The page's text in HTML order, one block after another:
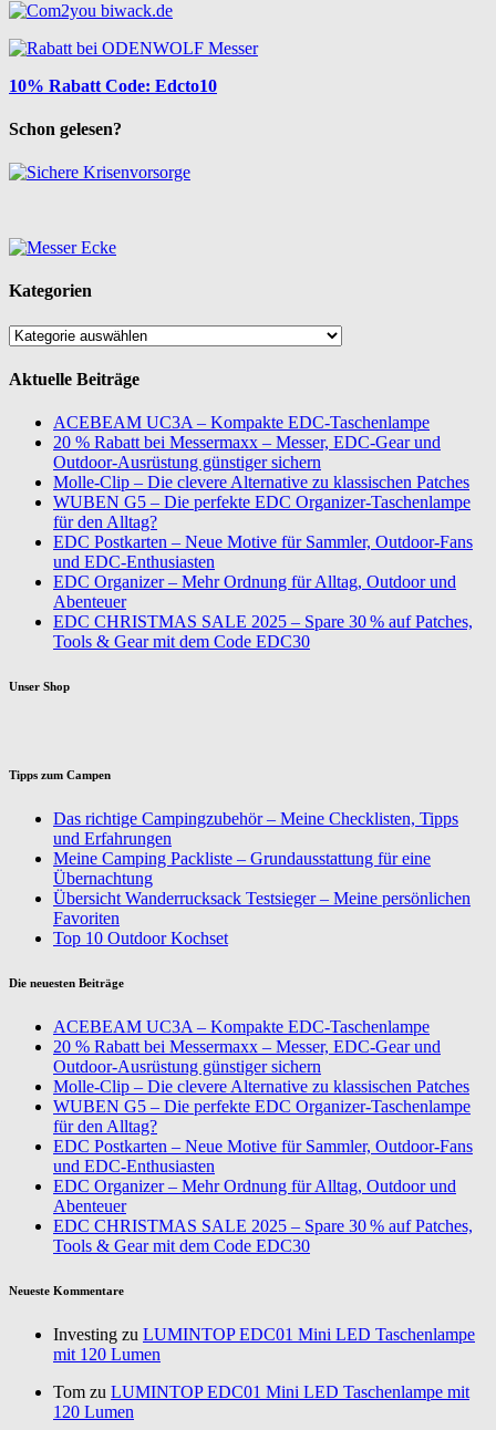
10% Rabatt Code: Edcto10
Schon gelesen?
Kategorien
Kategorien
Aktuelle Beiträge
ACEBEAM UC3A – Kompakte EDC-Taschenlampe
20 % Rabatt bei Messermaxx – Messer, EDC-Gear und
Outdoor-Ausrüstung günstiger sichern
Molle-Clip – Die clevere Alternative zu klassischen Patches
WUBEN G5 – Die perfekte EDC Organizer-Taschenlampe
für den Alltag?
EDC Postkarten – Neue Motive für Sammler, Outdoor-Fans
und EDC-Enthusiasten
EDC Organizer – Mehr Ordnung für Alltag, Outdoor und
Abenteuer
EDC CHRISTMAS SALE 2025 – Spare 30 % auf Patches,
Tools & Gear mit dem Code EDC30
Unser Shop
Tipps zum Campen
Das richtige Campingzubehör – Meine Checklisten, Tipps
und Erfahrungen
Meine Camping Packliste – Grundausstattung für eine
Übernachtung
Übersicht Wanderrucksack Testsieger – Meine persönlichen
Favoriten
Top 10 Outdoor Kochset
Die neuesten Beiträge
ACEBEAM UC3A – Kompakte EDC-Taschenlampe
20 % Rabatt bei Messermaxx – Messer, EDC-Gear und
Outdoor-Ausrüstung günstiger sichern
Molle-Clip – Die clevere Alternative zu klassischen Patches
WUBEN G5 – Die perfekte EDC Organizer-Taschenlampe
für den Alltag?
EDC Postkarten – Neue Motive für Sammler, Outdoor-Fans
und EDC-Enthusiasten
EDC Organizer – Mehr Ordnung für Alltag, Outdoor und
Abenteuer
EDC CHRISTMAS SALE 2025 – Spare 30 % auf Patches,
Tools & Gear mit dem Code EDC30
Neueste Kommentare
Investing zu LUMINTOP EDC01 Mini LED Taschenlampe
mit 120 Lumen
Tom zu LUMINTOP EDC01 Mini LED Taschenlampe mit
120 Lumen